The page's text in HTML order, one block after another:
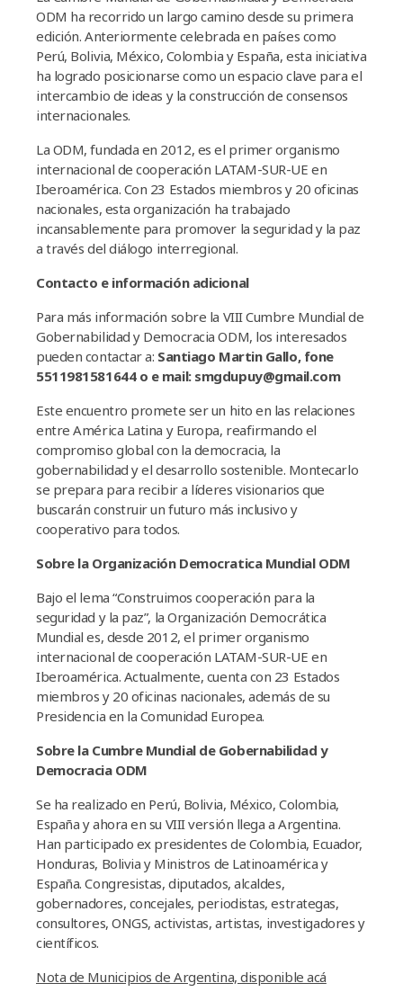
ODM ha recorrido un largo camino desde su primera
edición. Anteriormente celebrada en países como
Perú, Bolivia, México, Colombia y España, esta iniciativa
ha logrado posicionarse como un espacio clave para el
intercambio de ideas y la construcción de consensos
internacionales.
La ODM, fundada en 2012, es el primer organismo
internacional de cooperación LATAM-SUR-UE en
Iberoamérica. Con 23 Estados miembros y 20 oficinas
nacionales, esta organización ha trabajado
incansablemente para promover la seguridad y la paz
a través del diálogo interregional.
Contacto e información adicional
Para más información sobre la VIII Cumbre Mundial de
Gobernabilidad y Democracia ODM, los interesados
pueden contactar a: Santiago Martin Gallo, fone
5511981581644 o e mail: smgdupuy@gmail.com
Este encuentro promete ser un hito en las relaciones
entre América Latina y Europa, reafirmando el
compromiso global con la democracia, la
gobernabilidad y el desarrollo sostenible. Montecarlo
se prepara para recibir a líderes visionarios que
buscarán construir un futuro más inclusivo y
cooperativo para todos.
Sobre la Organización Democratica Mundial ODM
Bajo el lema “Construimos cooperación para la
seguridad y la paz”, la Organización Democrática
Mundial es, desde 2012, el primer organismo
internacional de cooperación LATAM-SUR-UE en
Iberoamérica. Actualmente, cuenta con 23 Estados
miembros y 20 oficinas nacionales, además de su
Presidencia en la Comunidad Europea.
Sobre la Cumbre Mundial de Gobernabilidad y
Democracia ODM
Se ha realizado en Perú, Bolivia, México, Colombia,
España y ahora en su VIII versión llega a Argentina.
Han participado ex presidentes de Colombia, Ecuador,
Honduras, Bolivia y Ministros de Latinoamérica y
España. Congresistas, diputados, alcaldes,
gobernadores, concejales, periodistas, estrategas,
consultores, ONGS, activistas, artistas, investigadores y
científicos.
Nota de Municipios de Argentina, disponible acá